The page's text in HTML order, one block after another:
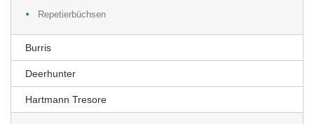
Repetierbüchsen
Burris
Deerhunter
Hartmann Tresore